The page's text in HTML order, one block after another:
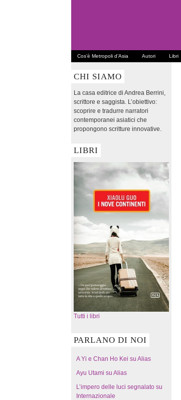
Cos’è Metropoli d’Asia Autori Libri
CHI SIAMO
La casa editrice di Andrea Berrini,
scrittore e saggista. L’obiettivo:
scoprire e tradurre narratori
contemporanei asiatici che
propongono scritture innovative.
LIBRI
Tutti i libri
PARLANO DI NOI
A Yi e Chan Ho Kei su Alias
Ayu Utami su Alias
L’impero delle luci segnalato su
Internazionale